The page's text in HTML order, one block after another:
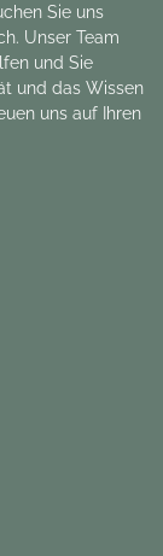
Sie uns
Unser Team
und Sie
und das Wissen
uns auf Ihren